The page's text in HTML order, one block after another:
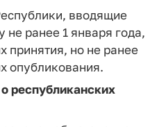
вводящие
не ранее 1 января года,
принятия, но не ранее
опубликования.
республиканских